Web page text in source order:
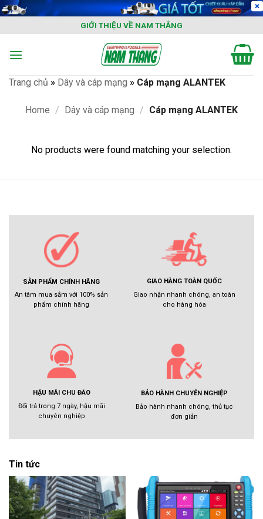
Skip
content
GIỚI THIỆU VỀ NAM THẮNG
Trang chủ » Dây và cáp mạng » Cáp mạng ALANTEK
Home / Dây và cáp mạng / Cáp mạng ALANTEK
No products were found matching your selection.
SẢN PHẨM CHÍNH HÃNG
An tâm mua sắm với 100% sản
phẩm chính hãng
GIAO HÀNG TOÀN QUỐC
Giao nhận nhanh chóng, an toàn
cho hàng hóa
HẬU MÃI CHU ĐÁO
Đổi trả trong 7 ngày, hậu mãi
chuyên nghiệp
BẢO HÀNH CHUYÊN NGHIỆP
Bảo hành nhanh chóng, thủ tục
đơn giản
Tin tức